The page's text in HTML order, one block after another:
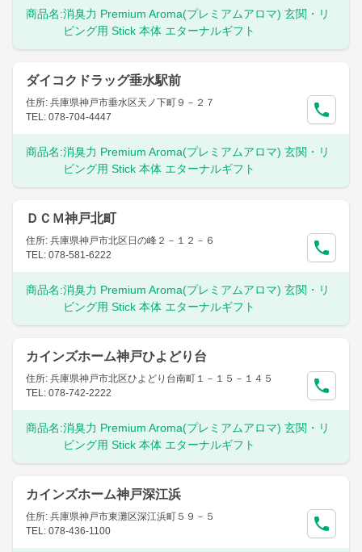
商品名:消臭力 Premium Aroma(プレミアムアロマ) 玄関・リ
ビング用 Stick 本体 エターナルギフト
ダイコクドラッグ垂水駅前
住所: 兵庫県神戸市垂水区天ノ下町９－２７
TEL: 078-704-4447
商品名:消臭力 Premium Aroma(プレミアムアロマ) 玄関・リ
ビング用 Stick 本体 エターナルギフト
ＤＣＭ神戸北町
住所: 兵庫県神戸市北区日の峰２－１２－６
TEL: 078-581-6222
商品名:消臭力 Premium Aroma(プレミアムアロマ) 玄関・リ
ビング用 Stick 本体 エターナルギフト
カインズホーム神戸ひよどり台
住所: 兵庫県神戸市北区ひよどり台南町１－１５－１４５
TEL: 078-742-2222
商品名:消臭力 Premium Aroma(プレミアムアロマ) 玄関・リ
ビング用 Stick 本体 エターナルギフト
カインズホーム神戸深江浜
住所: 兵庫県神戸市東灘区深江浜町５９－５
TEL: 078-436-1100